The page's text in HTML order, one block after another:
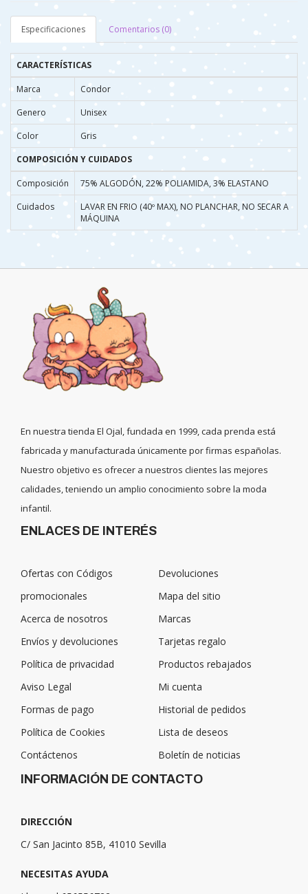
Especificaciones Comentarios (0)
CARACTERÍSTICAS
Marca
Condor
Genero
Unisex
Color
Gris
COMPOSICIÓN Y CUIDADOS
Composición
75% ALGODÓN, 22% POLIAMIDA, 3% ELASTANO
Cuidados
LAVAR EN FRIO (40º MAX), NO PLANCHAR, NO SECAR A
MÁQUINA
En nuestra tienda El Ojal, fundada en 1999, cada prenda está
fabricada y manufacturada únicamente por firmas españolas.
Nuestro objetivo es ofrecer a nuestros clientes las mejores
calidades, teniendo un amplio conocimiento sobre la moda
infantil.
ENLACES DE INTERÉS
Ofertas con Códigos
promocionales
Acerca de nosotros
Envíos y devoluciones
Política de privacidad
Aviso Legal
Formas de pago
Política de Cookies
Contáctenos
Devoluciones
Mapa del sitio
Marcas
Tarjetas regalo
Productos rebajados
Mi cuenta
Historial de pedidos
Lista de deseos
Boletín de noticias
INFORMACIÓN DE CONTACTO
DIRECCIÓN
C/ San Jacinto 85B, 41010 Sevilla
NECESITAS AYUDA